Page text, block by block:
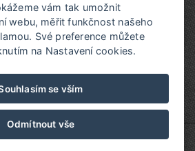
vám tak umožnit
webu, měřit funkčnost našeho
Své preference můžete
na Nastavení cookies.
se vším
Odmítnout vše